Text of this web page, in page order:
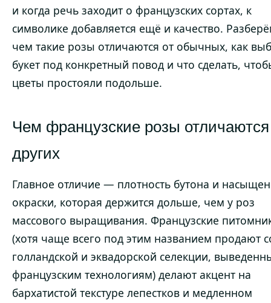
и когда речь заходит о французских сортах, к
символике добавляется ещё и качество.
чем такие розы отличаются от обычных, как
букет под конкретный повод и что сделать,
цветы простояли подольше.
Чем французские розы отличаются
других
Главное отличие — плотность бутона и
окраски, которая держится дольше, чем у роз
массового выращивания. Французские
(хотя чаще всего под этим названием продают
голландской и эквадорской селекции,
французским технологиям) делают акцент на
бархатистой текстуре лепестков и медленном